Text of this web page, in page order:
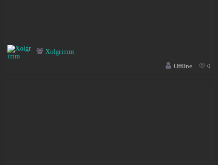
Xolgrimm
Offline
0